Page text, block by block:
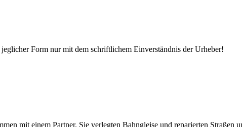
Form nur mit dem schriftlichem Einverständnis der Urheber!
mit einem Partner. Sie verlegten Bahngleise und reparierten Straßen